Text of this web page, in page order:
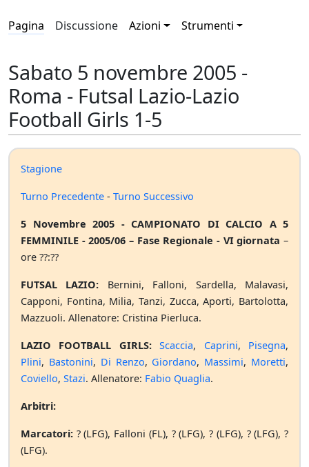
Pagina Discussione Azioni Strumenti
Sabato 5 novembre 2005 -
Roma - Futsal Lazio-Lazio
Football Girls 1-5
Stagione
Turno Precedente - Turno Successivo
5 Novembre 2005 - CAMPIONATO DI CALCIO A 5
FEMMINILE - 2005/06 – Fase Regionale - VI giornata –
ore ??:??
FUTSAL LAZIO: Bernini, Falloni, Sardella, Malavasi,
Capponi, Fontina, Milia, Tanzi, Zucca, Aporti, Bartolotta,
Mazzuoli. Allenatore: Cristina Pierluca.
LAZIO FOOTBALL GIRLS: Scaccia, Caprini, Pisegna,
Plini, Bastonini, Di Renzo, Giordano, Massimi, Moretti,
Coviello, Stazi. Allenatore: Fabio Quaglia.
Arbitri:
Marcatori: ? (LFG), Falloni (FL), ? (LFG), ? (LFG), ? (LFG), ?
(LFG).